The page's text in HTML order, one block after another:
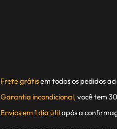
Frete grátisem todos os pedidos
Garantia incondicional, você tem
Envios em 1 dia útilapós a